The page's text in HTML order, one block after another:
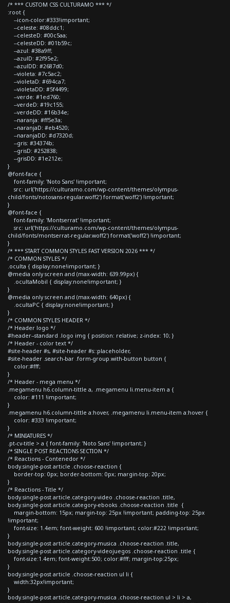
/* *** CUSTOM CSS CULTURAMO *** */
:root {
--icon-color:#333!important;
--celeste: #08ddc1;
--celesteD: #00c5aa;
--celesteDD: #01b59c;
--azul: #38a9ff;
--azulD: #2f95e2;
--azulDD: #2687d0;
--violeta: #7c5ac2;
--violetaD: #694ca7;
--violetaDD: #5f4499;
--verde: #1ed760;
--verdeD: #19c155;
--verdeDD: #16b34e;
--naranja: #ff5e3a;
--naranjaD: #eb4520;
--naranjaDD: #d7320d;
--gris: #34374b;
--grisD: #252838;
--grisDD: #1e212e;
}
@font-face {
font-family: 'Noto Sans' !important;
src: url('https://culturamo.com/wp-content/themes/olympus-
child/fonts/notosans-regular.woff2') format('woff2') !important;
}
@font-face {
font-family: 'Montserrat' !important;
src: url('https://culturamo.com/wp-content/themes/olympus-
child/fonts/montserrat-regular.woff2') format('woff2') !important;
}
/* *** START COMMON STYLES FAST VERSION 2026 *** */
/* COMMON STYLES */
.oculta { display:none!important; }
@media only screen and (max-width: 639.99px) {
.ocultaMobil { display:none!important; }
}
@media only screen and (max-width: 640px) {
.ocultaPC { display:none!important; }
}
/* COMMON STYLES HEADER */
/* Header logo */
#header--standard .logo img { position: relative; z-index: 10; }
/* Header - color text */
#site-header #s, #site-header #s::placeholder,
#site-header .search-bar .form-group.with-button button {
color:#fff;
}
/* Header - mega menu */
.megamenu h6.column-tittle a, .megamenu li.menu-item a {
color: #111 !important;
}
.megamenu h6.column-tittle a:hover, .megamenu li.menu-item a:hover {
color: #333 !important;
}
/* MINIATURES */
.pt-cv-title > a { font-family: 'Noto Sans' !important; }
/* SINGLE POST REACTIONS SECTION */
/* Reactions - Contenedor */
body.single-post article .choose-reaction {
border-top: 0px; border-bottom: 0px; margin-top: 20px;
}
/* Reactions - Title */
body.single-post article.category-video .choose-reaction .title,
body.single-post article.category-ebooks .choose-reaction .title {
margin-bottom: 15px; margin-top: 25px !important; padding-top: 25px
!important;
font-size: 1.4em; font-weight: 600 !important; color:#222 !important;
}
body.single-post article.category-musica .choose-reaction .title,
body.single-post article.category-videojuegos .choose-reaction .title {
font-size:1.4em; font-weight:500; color:#fff; margin-top:25px;
}
body.single-post article .choose-reaction ul li {
width:32px!important;
}
body.single-post article.category-musica .choose-reaction ul > li > a,